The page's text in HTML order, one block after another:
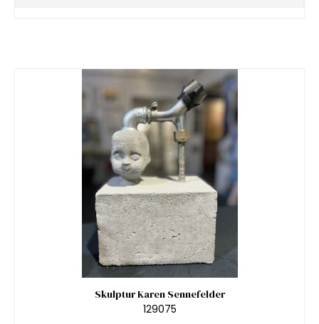
Skulptur Karen Sennefelder
129075